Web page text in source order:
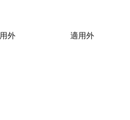
外 適用外